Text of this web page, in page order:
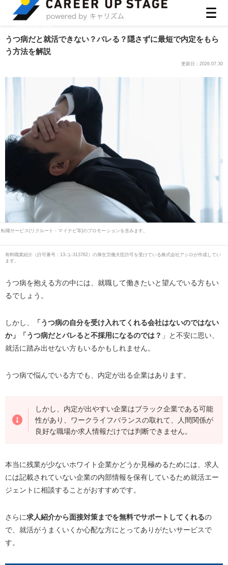
うつ病だと就活できない？バレる？隠さずに最短で内定をもら
う方法を解説
更新日：2026.07.30
転職サービス(リクルート・マイナビ等)のプロモーションを含みます。
有料職業紹介（許可番号：13-ユ-313782）の厚生労働大臣許可を受けている株式会社アシロが作成してい
ます。
うつ病を抱える方の中には、就職して働きたいと望んでいる方もい
るでしょう。
しかし、
「うつ病の自分を受け入れてくれる会社はないのではない
か」「うつ病だとバレると不採用になるのでは？ 」と不安に思い、
就活に踏み出せない方もいるかもしれません。
うつ病で悩んでいる方でも、内定が出る企業はあります。
しかし、内定が出やすい企業はブラック企業である可能
性があり、ワークライフバランスの取れて、人間関係が
良好な職場か求人情報だけでは判断できません。
本当に残業が少ないホワイト企業かどうか見極めるためには、求人
には記載されていない企業の内部情報を保有しているため就活エー
ジェントに相談することがおすすめです。
さらに求人紹介から面接対策までを無料でサポートしてくれるの
で、就活がうまくいくか心配な方にとってありがたいサービスで
す。